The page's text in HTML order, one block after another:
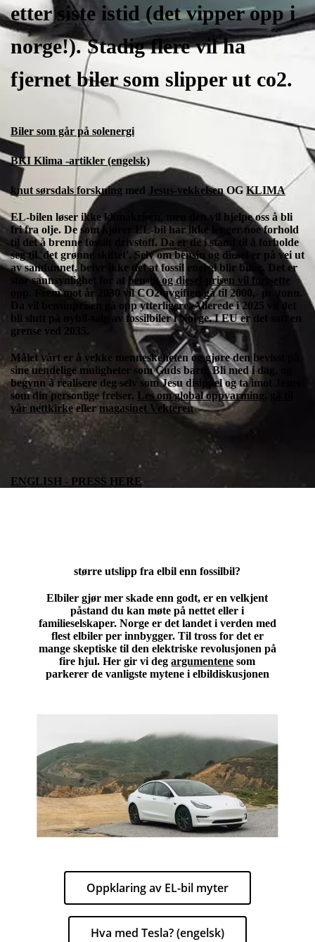
etter siste istid (det vipper opp i
norge!). Stadig flere vil ha
fjernet biler som slipper ut co2.
Biler som går på solenergi
BKI Klima -artikler (engelsk)
knut sørsdals forskning med Jesus-vekkelsenOG KLIMA
EL-bilen løser ikke klimakrisen, men den vil hjelpe oss å bli
fri fra olje. De som kjører EL-bil har ikke lenger noe forhold
til det å brenne fossilt drivstoff. Da er de i stand til å forholde
seg til 'det grønne skiftet'. Selv om bensin og diesel er på vei ut
av samfunnet, betyr ikke det at fossil energi blir billig. Det er
stor sannsynlighet for at bensin og diesel-prisen vil fortsette
. Frem mot år 2030 vil CO2-avgiften gå til 2000,- pr. tonn.
Da vil bensinprisen gå opp ytterligere. Allerede i 2025 vil det
bli slutt på nybil-salg av fossilbiler i Norge. I EU er det satt en
grense ved 2035.
Målet vårt er å vekke menneskeheten og gjøre den bevisst på
sine uendelige muligheter som Guds barn. Bli med i dag, og
begynn å realisere deg selv som Jesu disippel og ta imot Jesus
som din personlige frelser. Les om global oppvarming
vår nettkirke eller magasinet Vekteren
ENGLISH - PRESS HERE
større utslipp fra elbil enn fossilbil?
Elbiler gjør mer skade enn godt, er en velkjent
påstand du kan møte på nettet eller i
familieselskaper. Norge er det landet i verden med
flest elbiler per innbygger. Til tross for det er
mange skeptiske til den elektriske revolusjonen på
fire hjul. Her gir vi degargumentene som
parkerer de vanligste mytene i elbildiskusjonen
Oppklaring av EL-bil myter
Hva med Tesla? (engelsk)